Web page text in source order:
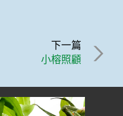
下一篇
小榕照顧